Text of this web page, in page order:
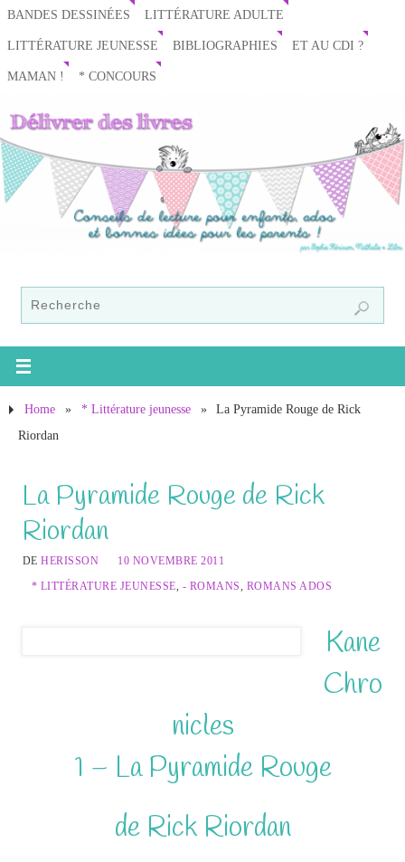
BANDES DESSINÉES LITTÉRATURE ADULTE
LITTÉRATURE JEUNESSE BIBLIOGRAPHIES ET AU CDI ?
MAMAN ! * CONCOURS
Home » * Littérature jeunesse »
La Pyramide Rouge de Rick
Riordan
La Pyramide Rouge de Rick
Riordan
DEHERISSON
10 NOVEMBRE 2011
* LITTÉRATURE JEUNESSE, - ROMANS, ROMANS ADOS
Kane
Chro
nicles
1 – La Pyramide Rouge
de Rick Riordan